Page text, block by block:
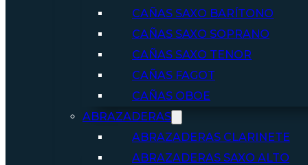
CAÑAS SAXO BARÍTONO
CAÑAS SAXO SOPRANO
CAÑAS SAXO TENOR
CAÑAS FAGOT
CAÑAS OBOE
ABRAZADERAS
ABRAZADERAS CLARINETE
ABRAZADERAS SAXO ALTO